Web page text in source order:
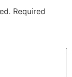
Required